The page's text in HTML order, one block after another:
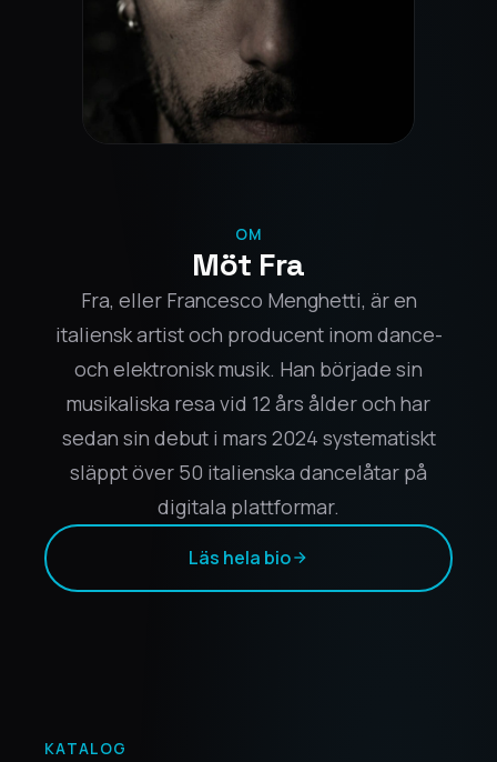
OM
Möt Fra
Fra, eller Francesco Menghetti, är en
italiensk artist och producent inom dance-
och elektronisk musik. Han började sin
musikaliska resa vid 12 års ålder och har
sedan sin debut i mars 2024 systematiskt
släppt över 50 italienska dancelåtar på
digitala plattformar.
Läs hela bio
KATALOG